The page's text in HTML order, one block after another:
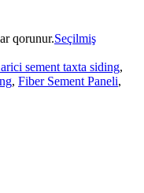
qorunur.Seçilmiş
sement taxta siding,
, Fiber Sement Paneli,